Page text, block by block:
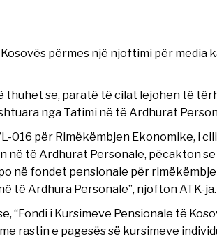
përmes një njoftimi për media
thuhet se, paratë të cilat lejohen të
nga Tatimi në të Ardhurat
016 për Rimëkëmbjen Ekonomike, i
në të Ardhurat Personale, pëcakton
në fondet pensionale për
të Ardhura Personale”, njofton ATK-ja.
“Fondi i Kursimeve Pensionale të
rastin e pagesës së kursimeve